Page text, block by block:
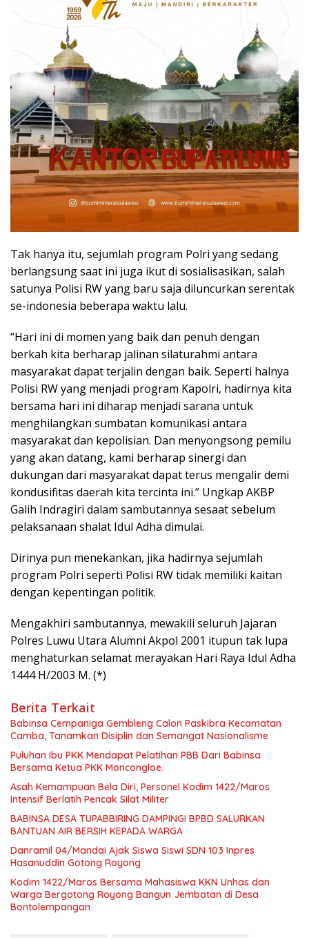
Tak hanya itu, sejumlah program Polri yang sedang
berlangsung saat ini juga ikut di sosialisasikan, salah
satunya Polisi RW yang baru saja diluncurkan serentak
se-indonesia beberapa waktu lalu.
“Hari ini di momen yang baik dan penuh dengan
berkah kita berharap jalinan silaturahmi antara
masyarakat dapat terjalin dengan baik. Seperti halnya
Polisi RW yang menjadi program Kapolri, hadirnya kita
bersama hari ini diharap menjadi sarana untuk
menghilangkan sumbatan komunikasi antara
masyarakat dan kepolisian. Dan menyongsong pemilu
yang akan datang, kami berharap sinergi dan
dukungan dari masyarakat dapat terus mengalir demi
kondusifitas daerah kita tercinta ini.” Ungkap AKBP
Galih Indragiri dalam sambutannya sesaat sebelum
pelaksanaan shalat Idul Adha dimulai.
Dirinya pun menekankan, jika hadirnya sejumlah
program Polri seperti Polisi RW tidak memiliki kaitan
dengan kepentingan politik.
Mengakhiri sambutannya, mewakili seluruh Jajaran
Polres Luwu Utara Alumni Akpol 2001 itupun tak lupa
menghaturkan selamat merayakan Hari Raya Idul Adha
1444 H/2003 M. (*)
Berita Terkait
Babinsa Cempaniga Gembleng Calon Paskibra Kecamatan
Camba, Tanamkan Disiplin dan Semangat Nasionalisme
Puluhan Ibu PKK Mendapat Pelatihan PBB Dari Babinsa
Bersama Ketua PKK Moncongloe.
Asah Kemampuan Bela Diri, Personel Kodim 1422/Maros
Intensif Berlatih Pencak Silat Militer
BABINSA DESA TUPABBIRING DAMPINGI BPBD SALURKAN
BANTUAN AIR BERSIH KEPADA WARGA
Danramil 04/Mandai Ajak Siswa Siswi SDN 103 Inpres
Hasanuddin Gotong Royong
Kodim 1422/Maros Bersama Mahasiswa KKN Unhas dan
Warga Bergotong Royong Bangun Jembatan di Desa
Bontolempangan